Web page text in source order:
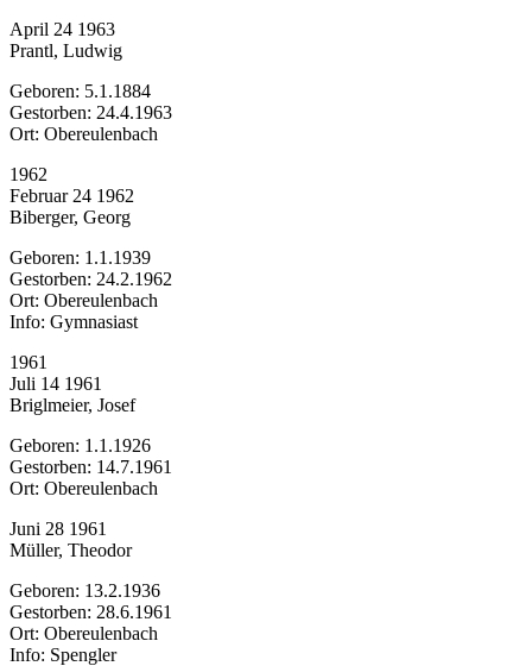
April 24 1963
Prantl, Ludwig
Geboren: 5.1.1884
Gestorben: 24.4.1963
Ort: Obereulenbach
1962
Februar 24 1962
Biberger, Georg
Geboren: 1.1.1939
Gestorben: 24.2.1962
Ort: Obereulenbach
Info: Gymnasiast
1961
Juli 14 1961
Briglmeier, Josef
Geboren: 1.1.1926
Gestorben: 14.7.1961
Ort: Obereulenbach
Juni 28 1961
Müller, Theodor
Geboren: 13.2.1936
Gestorben: 28.6.1961
Ort: Obereulenbach
Info: Spengler